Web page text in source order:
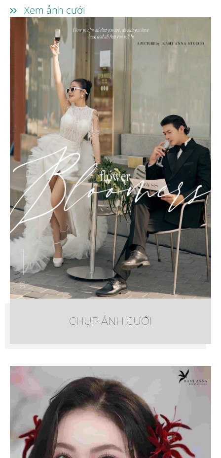
Xem ảnh cưới
01
CHỤP ẢNH CƯỚI